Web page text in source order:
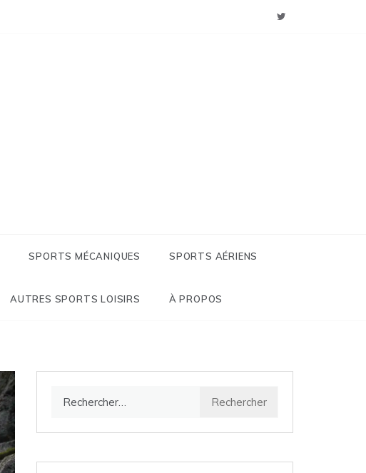
SPORTS MÉCANIQUES SPORTS AÉRIENS
AUTRES SPORTS LOISIRS À PROPOS